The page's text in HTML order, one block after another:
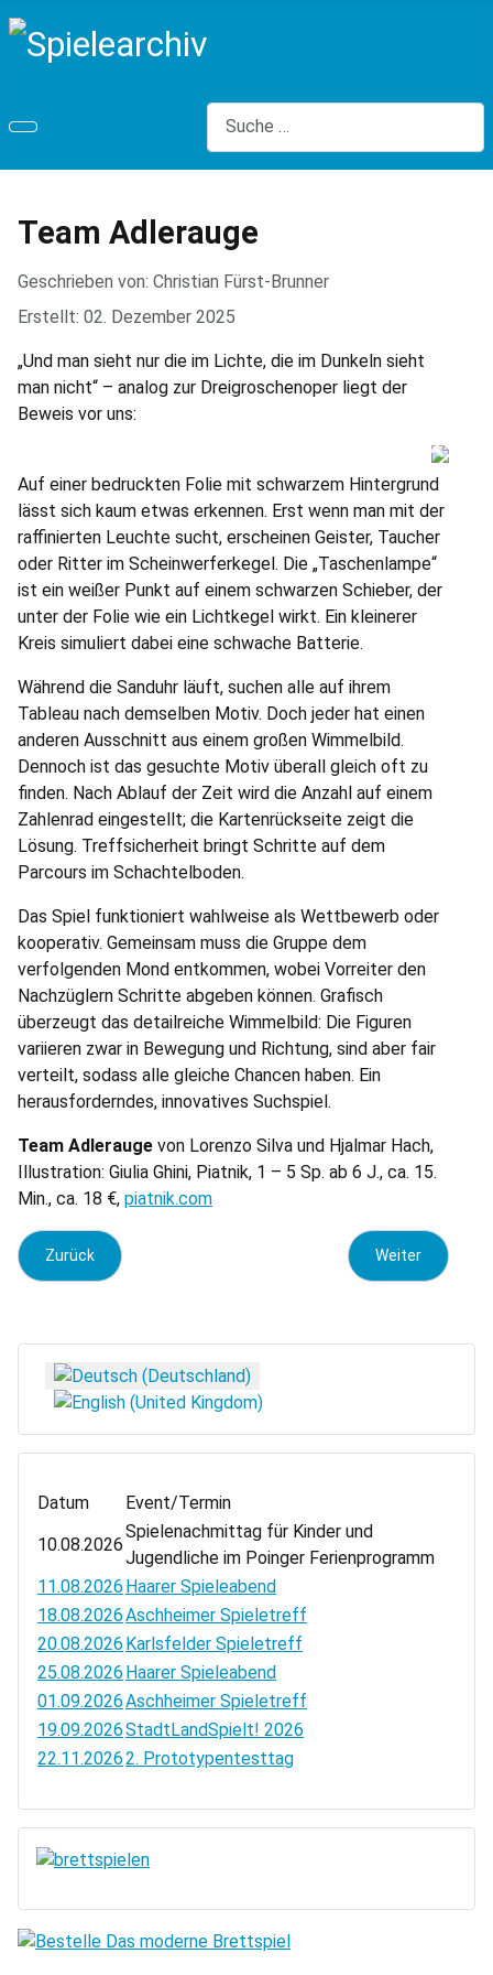
Suchen
Team Adlerauge
Geschrieben von: Christian Fürst-Brunner
Erstellt: 02. Dezember 2025
„Und man sieht nur die im Lichte, die im Dunkeln sieht
man nicht“ – analog zur Dreigroschenoper liegt der
Beweis vor uns:
Auf einer bedruckten Folie mit schwarzem Hintergrund
lässt sich kaum etwas erkennen. Erst wenn man mit der
raffinierten Leuchte sucht, erscheinen Geister, Taucher
oder Ritter im Scheinwerferkegel. Die „Taschenlampe“
ist ein weißer Punkt auf einem schwarzen Schieber, der
unter der Folie wie ein Lichtkegel wirkt. Ein kleinerer
Kreis simuliert dabei eine schwache Batterie.
Während die Sanduhr läuft, suchen alle auf ihrem
Tableau nach demselben Motiv. Doch jeder hat einen
anderen Ausschnitt aus einem großen Wimmelbild.
Dennoch ist das gesuchte Motiv überall gleich oft zu
finden. Nach Ablauf der Zeit wird die Anzahl auf einem
Zahlenrad eingestellt; die Kartenrückseite zeigt die
Lösung. Treffsicherheit bringt Schritte auf dem
Parcours im Schachtelboden.
Das Spiel funktioniert wahlweise als Wettbewerb oder
kooperativ. Gemeinsam muss die Gruppe dem
verfolgenden Mond entkommen, wobei Vorreiter den
Nachzüglern Schritte abgeben können. Grafisch
überzeugt das detailreiche Wimmelbild: Die Figuren
variieren zwar in Bewegung und Richtung, sind aber fair
verteilt, sodass alle gleiche Chancen haben. Ein
herausforderndes, innovatives Suchspiel.
Team Adlerauge von Lorenzo Silva und Hjalmar Hach,
Illustration: Giulia Ghini, Piatnik, 1 – 5 Sp. ab 6 J., ca. 15.
Min., ca. 18 €, piatnik.com
Vorheriger Beitrag: 7 Wonders Dice
Zurück Nächster
Weiter
Sprache auswählen
Datum
Event/Termin
10.08.2026
Spielenachmittag für Kinder und
Jugendliche im Poinger Ferienprogramm
11.08.2026 Haarer Spieleabend
18.08.2026Aschheimer Spieletreff
20.08.2026 Karlsfelder Spieletreff
25.08.2026 Haarer Spieleabend
01.09.2026Aschheimer Spieletreff
19.09.2026StadtLandSpielt! 2026
22.11.20262. Prototypentesttag